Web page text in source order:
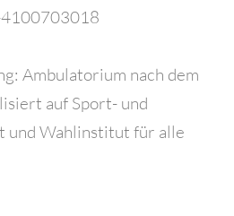
Ambulatorium nach dem
auf Sport- und
und Wahlinstitut für alle